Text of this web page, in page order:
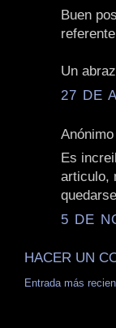
Buen
Un
27 DE
Es
articulo,
5 DE
HACER UN
Entrada más